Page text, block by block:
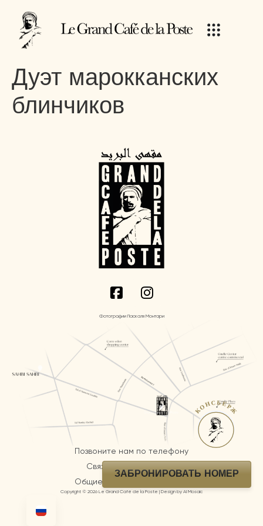
Дуэт марокканских
блинчиков
Позвоните нам по телефону
Свяжитесь с командой
Общие положения и условия
Фотографии Паскаля Монтари
Copyright © 2026 Le Grand Café de la Poste | Design by AI Mosaic
ЗАБРОНИРОВАТЬ НОМЕР
КОНСЬЕРЖ